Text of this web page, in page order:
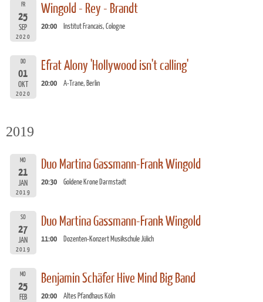
FR
25
SEP
2020
Wingold - Rey - Brandt
20:00 Institut Francais, Cologne
DO
01
OKT
2020
Efrat Alony 'Hollywood isn't calling'
20:00 A-Trane, Berlin
2019
MO
21
JAN
2019
Duo Martina Gassmann-Frank Wingold
20:30 Goldene Krone Darmstadt
SO
27
JAN
2019
Duo Martina Gassmann-Frank Wingold
11:00 Dozenten-Konzert Musikschule Jülich
MO
25
FEB
Benjamin Schäfer Hive Mind Big Band
20:00 Altes Pfandhaus Köln